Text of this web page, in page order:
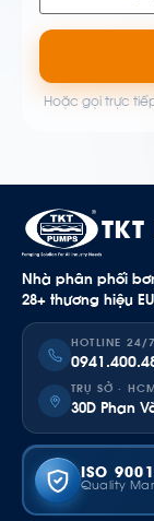
Hoặc gọi trực
TKT
Nhà phân phối
28+ thương hiệu
HOTLINE 24/7
TRỤ SỞ ·
30D Phan
ISO
Quality